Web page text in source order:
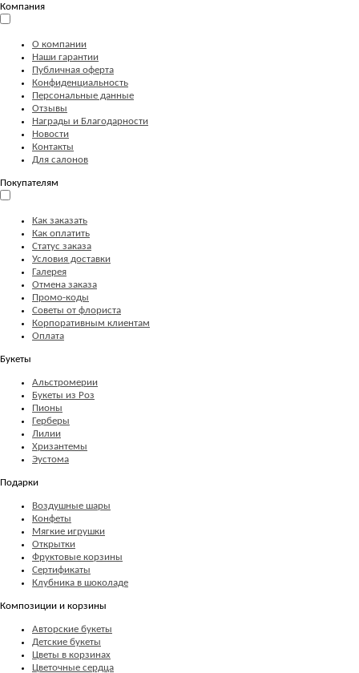
Компания
О компании
Наши гарантии
Публичная оферта
Конфиденциальность
Персональные данные
Отзывы
Награды и Благодарности
Новости
Контакты
Для салонов
Покупателям
Как заказать
Как оплатить
Статус заказа
Условия доставки
Галерея
Отмена заказа
Промо-коды
Советы от флориста
Корпоративным клиентам
Оплата
Букеты
Альстромерии
Букеты из Роз
Пионы
Герберы
Лилии
Хризантемы
Эустома
Подарки
Воздушные шары
Конфеты
Мягкие игрушки
Открытки
Фруктовые корзины
Сертификаты
Клубника в шоколаде
Композиции и корзины
Авторские букеты
Детские букеты
Цветы в корзинах
Цветочные сердца